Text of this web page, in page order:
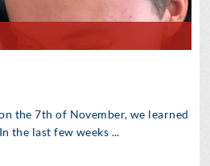
the 7th of November, we learned
the last few weeks ...